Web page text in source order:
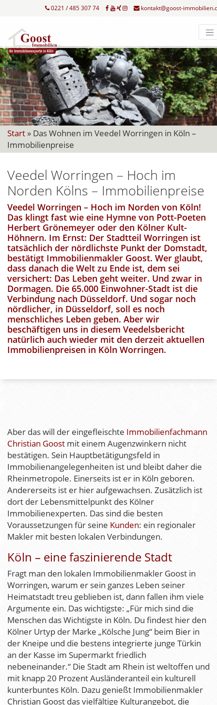
0221 / 485 307 74 kontakt@goost-
Start » Das Wohnen im Veedel Worringen in Köln –
Immobilienpreise
Veedel Worringen – Hoch im
Norden Kölns – Immobilienpreise
Veedel Worringen – Hoch im Norden von Köln!
Das klingt fast wie eine Hymne von Pott-Poeten
Herbert Grönemeyer oder den Kölner Kult-
Höhnern. Im Ernst: Der Stadtteil Worringen ist
tatsächlich der nördlichste Punkt der Domstadt,
bestätigt Immobilienmakler Goost. Wer glaubt,
dass danach die Welt zu Ende ist, dem sei
versichert: Das Leben geht weiter. Und zwar in
Dormagen. Die 65.000 Einwohner-Stadt ist die
Verbindung nach Düsseldorf. Und sogar noch
nördlicher, in Düsseldorf, soll es noch
menschliches Leben geben. Aber wir
beschäftigen uns in diesem Veedelsbericht
natürlich auch wieder mit den derzeit aktuellen
Immobilienpreisen in Köln Worringen.
Aber das will der eingefleischte Immobilienfachmann
Christian Goost mit einem Augenzwinkern nicht
bestätigen. Sein Hauptbetätigungsfeld in
Immobilienangelegenheiten ist und bleibt daher die
Rheinmetropole. Einerseits ist er in Köln geboren.
Andererseits ist er hier aufgewachsen. Zusätzlich ist
dort der Lebensmittelpunkt des Kölner
Immobilienexperten. Das sind die besten
Voraussetzungen für seine Kunden: ein regionaler
Makler mit besten lokalen Verbindungen.
Köln – eine faszinierende Stadt
Fragt man den lokalen Immobilienmakler Goost in
Worringen, warum er sein ganzes Leben seiner
Heimatstadt treu geblieben ist, dann fallen ihm viele
Argumente ein. Das wichtigste: „Für mich sind die
Menschen das Wichtigste in Köln. Du findest hier den
Kölner Urtyp der Marke „Kölsche Jung“ beim Bier in
der Kneipe und die bestens integrierte junge Türkin
an der Kasse im Supermarkt friedlich
nebeneinander.“ Die Stadt am Rhein ist weltoffen und
mit knapp 20 Prozent Ausländeranteil ein kulturell
kunterbuntes Köln. Dazu genießt Immobilienmakler
Christian Goost das vielfältige Kulturangebot, die